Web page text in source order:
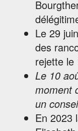
Le 29
des
rejette le
Le 10
moment
un
En 2023